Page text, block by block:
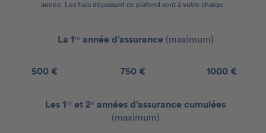
année. Les frais dépassant ce plafond sont à votre charge.
La 1ʳᵉ année d’assurance (maximum)
500 € 750 € 1000 €
Les 1ʳᵉ et 2ᵉ années d’assurance cumulées
(maximum)